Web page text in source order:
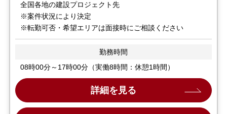
全国各地の建設プロジェクト先
※案件状況により決定
※転勤可否・希望エリアは面接時にご相談ください
勤務時間
08時00分～17時00分（実働8時間：休憩1時間）
詳細を見る